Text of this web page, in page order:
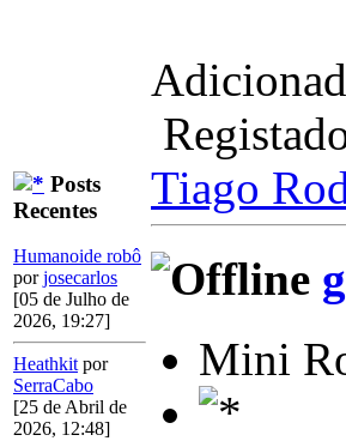
Posts
Recentes
Humanoide robô
porjosecarlos
[05 de Julho de
2026, 19:27]
Heathkit por
SerraCabo
[25 de Abril de
2026, 12:48]
Tiago
Mini